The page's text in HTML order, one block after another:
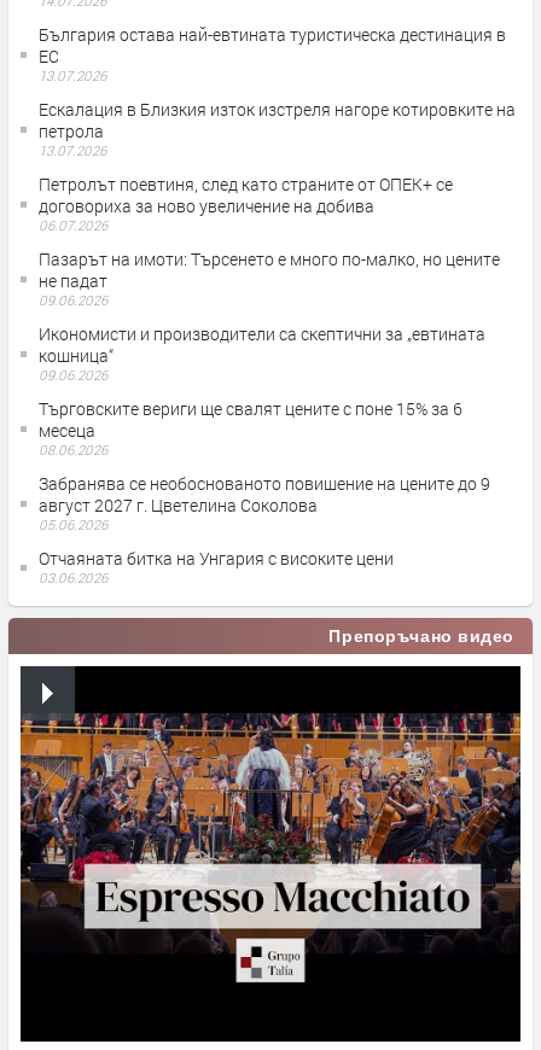
България остава най-евтината туристическа дестинация в
ЕС
13.07.2026
Ескалация в Близкия изток изстреля нагоре котировките на
петрола
13.07.2026
Петролът поевтиня, след като страните от ОПЕК+ се
договориха за ново увеличение на добива
06.07.2026
Пазарът на имоти: Търсенето е много по-малко, но цените
не падат
09.06.2026
Икономисти и производители са скептични за „евтината
кошница“
09.06.2026
Търговските вериги ще свалят цените с поне 15% за 6
месеца
08.06.2026
Забранява се необоснованото повишение на цените до 9
август 2027 г. Цветелина Соколова
05.06.2026
Отчаяната битка на Унгария с високите цени
03.06.2026
Препоръчано видео